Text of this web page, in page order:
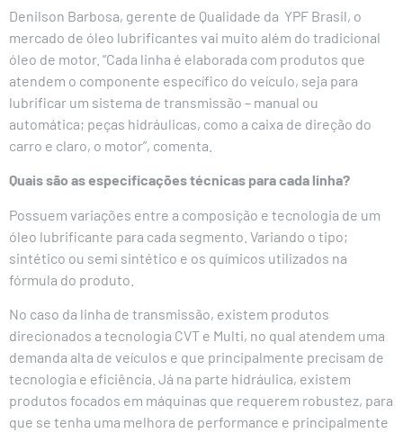
Denilson Barbosa, gerente de Qualidade da YPF Brasil, o
mercado de óleo lubrificantes vai muito além do tradicional
óleo de motor. “Cada linha é elaborada com produtos que
atendem o componente específico do veículo, seja para
lubrificar um sistema de transmissão – manual ou
automática; peças hidráulicas, como a caixa de direção do
carro e claro, o motor”, comenta.
Quais são as especificações técnicas para cada linha?
Possuem variações entre a composição e tecnologia de um
óleo lubrificante para cada segmento. Variando o tipo;
sintético ou semi sintético e os químicos utilizados na
fórmula do produto.
No caso da linha de transmissão, existem produtos
direcionados a tecnologia CVT e Multi, no qual atendem uma
demanda alta de veículos e que principalmente precisam de
tecnologia e eficiência. Já na parte hidráulica, existem
produtos focados em máquinas que requerem robustez, para
que se tenha uma melhora de performance e principalmente